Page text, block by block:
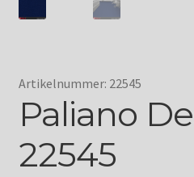
Artikelnummer: 22545
Paliano
22545